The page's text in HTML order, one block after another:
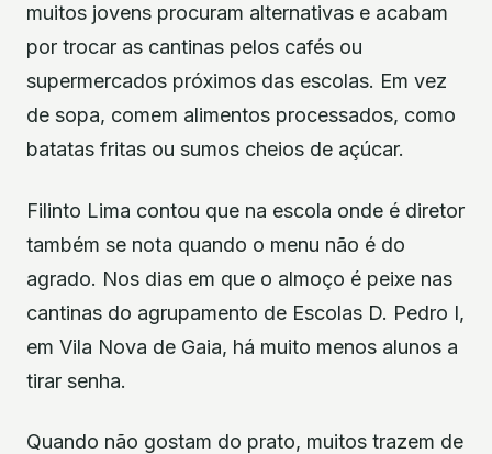
muitos jovens procuram alternativas e acabam
por trocar as cantinas pelos cafés ou
supermercados próximos das escolas. Em vez
de sopa, comem alimentos processados, como
batatas fritas ou sumos cheios de açúcar.
Filinto Lima contou que na escola onde é diretor
também se nota quando o menu não é do
agrado. Nos dias em que o almoço é peixe nas
cantinas do agrupamento de Escolas D. Pedro I,
em Vila Nova de Gaia, há muito menos alunos a
tirar senha.
Quando não gostam do prato, muitos trazem de